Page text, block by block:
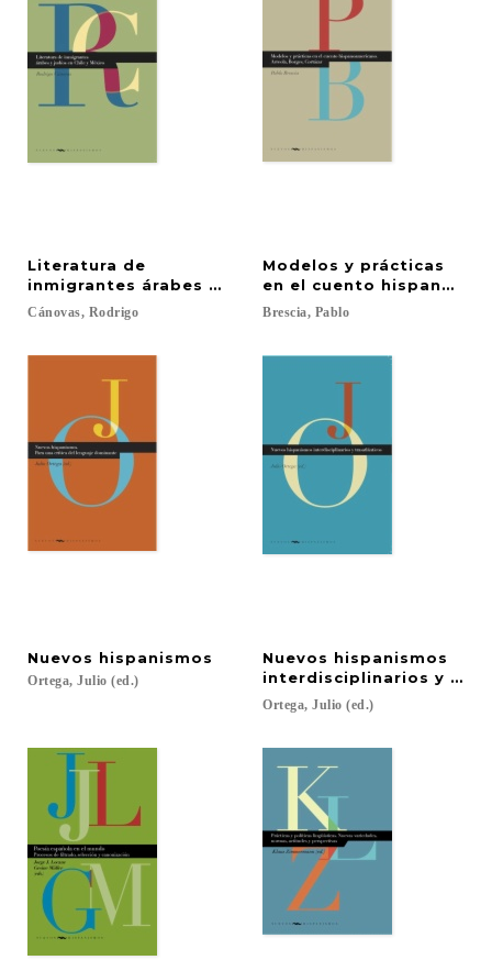
Literatura de
inmigrantes árabes y judíos en Chile y México
Cánovas, Rodrigo
Modelos y prácticas
en el cuento
Brescia, Pablo
Nuevos hispanismos
Ortega, Julio (ed.)
Nuevos hispanismos
interdisciplinarios y
Ortega, Julio (ed.)